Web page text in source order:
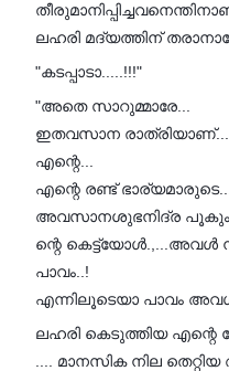
ലഹരി മദ്യത്തിന്
"കടപ്പാടാ.....!!!"
"അതെ സാറുമ്മാരേ...
ഇതവസാന രാത്രിയാണ്...
എന്റെ...
എന്റെ രണ്ട് ഭാര്യമാരുടെ...
അവസാനശുഭനിദ്ര പൂകും
ന്റെ കെട്ട്യോൾ.,...അവൾ
പാവം..!
എന്നിലൂടെയാ പാവം
ലഹരി കെടുത്തിയ എന്റെ
.... മാനസിക നില